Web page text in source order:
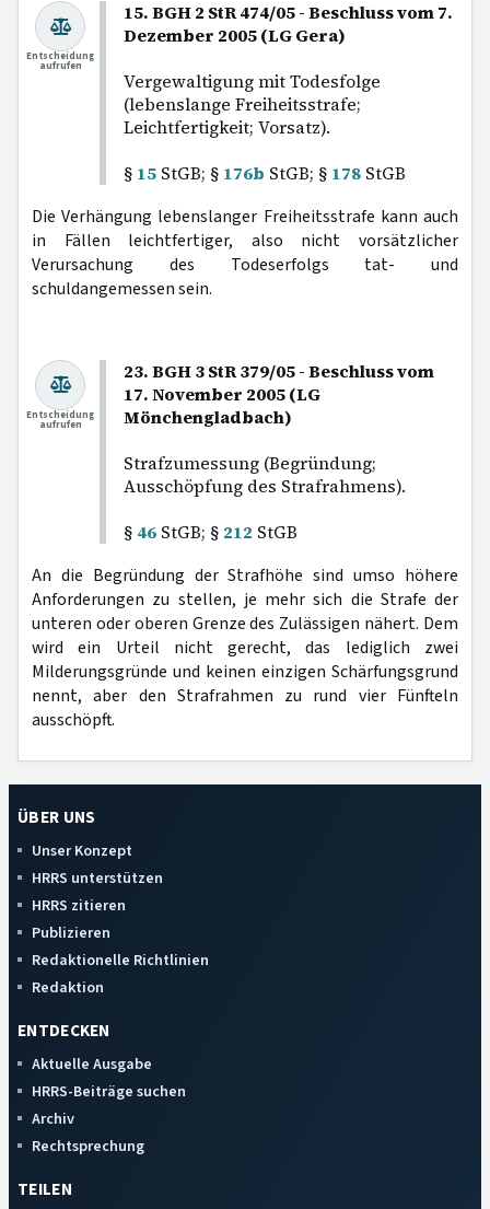
15. BGH 2 StR 474/05 - Beschluss vom 7.
Dezember 2005 (LG Gera)
Vergewaltigung mit Todesfolge
(lebenslange Freiheitsstrafe;
Leichtfertigkeit; Vorsatz).
§ 15 StGB; § 176b StGB; § 178 StGB
Entscheidung
aufrufen
Die Verhängung lebenslanger Freiheitsstrafe kann auch
in Fällen leichtfertiger, also nicht vorsätzlicher
Verursachung des Todeserfolgs tat- und
schuldangemessen sein.
23. BGH 3 StR 379/05 - Beschluss vom
17. November 2005 (LG
Mönchengladbach)
Strafzumessung (Begründung;
Ausschöpfung des Strafrahmens).
§ 46 StGB; § 212 StGB
Entscheidung
aufrufen
An die Begründung der Strafhöhe sind umso höhere
Anforderungen zu stellen, je mehr sich die Strafe der
unteren oder oberen Grenze des Zulässigen nähert. Dem
wird ein Urteil nicht gerecht, das lediglich zwei
Milderungsgründe und keinen einzigen Schärfungsgrund
nennt, aber den Strafrahmen zu rund vier Fünfteln
ausschöpft.
ÜBER UNS
Unser Konzept
HRRS unterstützen
HRRS zitieren
Publizieren
Redaktionelle Richtlinien
Redaktion
ENTDECKEN
Aktuelle Ausgabe
HRRS-Beiträge suchen
Archiv
Rechtsprechung
TEILEN